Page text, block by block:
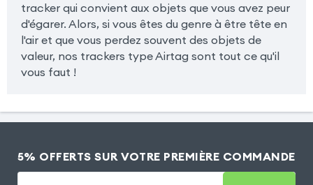
tracker qui convient aux objets que vous avez peur
d'égarer. Alors, si vous êtes du genre à être tête en
l'air et que vous perdez souvent des objets de
valeur, nos trackers type Airtag sont tout ce qu'il
vous faut !
5% OFFERTS SUR VOTRE PREMIÈRE COMMANDE